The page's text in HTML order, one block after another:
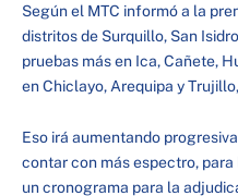
Según el MTC informó a la
distritos de Surquillo, San
pruebas más en Ica, Cañete,
en Chiclayo, Arequipa y
Eso irá aumentando
contar con más espectro,
un cronograma para la